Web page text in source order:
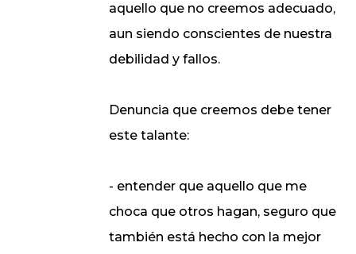
aquello que no creemos adecuado,
aun siendo conscientes de nuestra
debilidad y fallos.
Denuncia que creemos debe tener
este talante:
- entender que aquello que me
choca que otros hagan, seguro que
también está hecho con la mejor